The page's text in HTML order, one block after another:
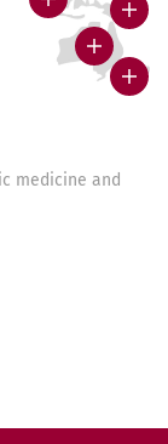
medicine and